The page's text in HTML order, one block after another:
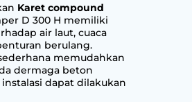
Karet compound
D 300 H memiliki
air laut, cuaca
berulang.
memudahkan
dermaga beton
dapat dilakukan